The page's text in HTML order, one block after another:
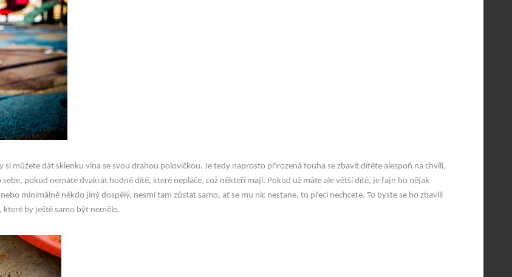
můžete dát sklenku vína se svou drahou polovičkou. Je tedy naprosto přirozená touha se zbavit dítěte alespoň na chvíli,
pokud nemáte dvakrát hodné dítě, které nepláče, což někteří mají. Pokud už máte ale větší dítě, je fajn ho nějak
minimálně někdo jiný dospělý, nesmí tam zůstat samo, ať se mu nic nestane, to přeci nechcete. To byste se ho zbavili
by ještě samo být nemělo.